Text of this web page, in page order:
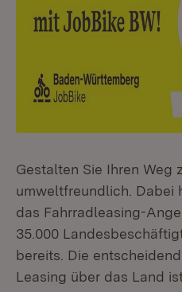
Gestalten Sie Ihren Weg
umweltfreundlich. Dabei
das Fahrradleasing-
35.000
bereits. Die
Leasing über das Land